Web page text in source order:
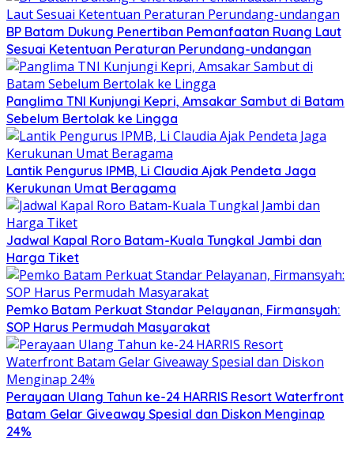
BP Batam Dukung Penertiban Pemanfaatan Ruang Laut
Sesuai Ketentuan Peraturan Perundang-undangan
Panglima TNI Kunjungi Kepri, Amsakar Sambut di Batam
Sebelum Bertolak ke Lingga
Lantik Pengurus IPMB, Li Claudia Ajak Pendeta Jaga
Kerukunan Umat Beragama
Jadwal Kapal Roro Batam-Kuala Tungkal Jambi dan
Harga Tiket
Pemko Batam Perkuat Standar Pelayanan, Firmansyah:
SOP Harus Permudah Masyarakat
Perayaan Ulang Tahun ke-24 HARRIS Resort Waterfront
Batam Gelar Giveaway Spesial dan Diskon Menginap
24%